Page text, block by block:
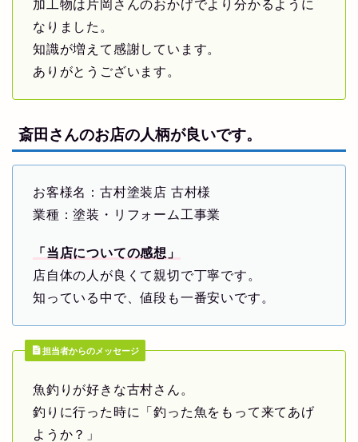
加工物は片岡さんのおかげでより分かるように
なりました。
知識が増えて感謝しています。
ありがとうございます。
斎田さんのお店の人柄が良いです。
お客様名：古村塗装店 古村様
業種：塗装・リフォーム工事業
「当店についての感想」
店自体の人が良くて親切で丁寧です。
知っている中で、値段も一番安いです。
担当者からのメッセージ
魚釣りが好きな古村さん。
釣りに行った時に「釣った魚をもって来てあげ
ようか？」